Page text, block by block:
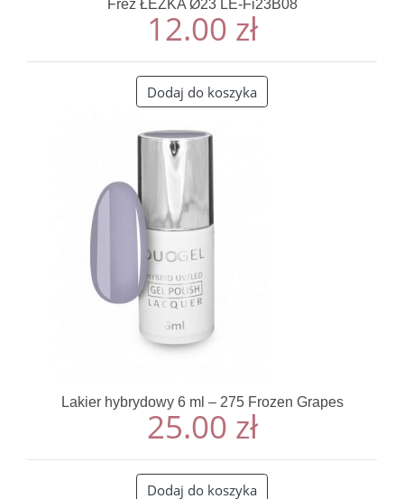
Frez ŁEZKA Ø23 LE-Fi23B08
12.00 zł
Dodaj do koszyka
Lakier hybrydowy 6 ml – 275 Frozen Grapes
25.00 zł
Dodaj do koszyka